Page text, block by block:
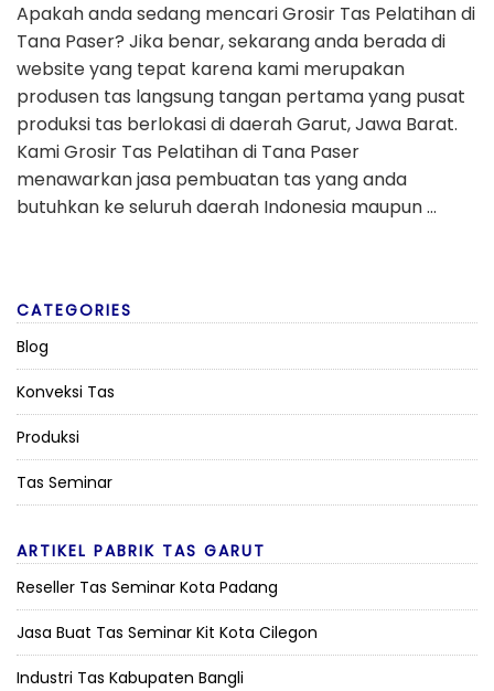
Apakah anda sedang mencari Grosir Tas Pelatihan di
Tana Paser? Jika benar, sekarang anda berada di
website yang tepat karena kami merupakan
produsen tas langsung tangan pertama yang pusat
produksi tas berlokasi di daerah Garut, Jawa Barat.
Kami Grosir Tas Pelatihan di Tana Paser
menawarkan jasa pembuatan tas yang anda
butuhkan ke seluruh daerah Indonesia maupun …
CATEGORIES
Blog
Konveksi Tas
Produksi
Tas Seminar
ARTIKEL PABRIK TAS GARUT
Reseller Tas Seminar Kota Padang
Jasa Buat Tas Seminar Kit Kota Cilegon
Industri Tas Kabupaten Bangli